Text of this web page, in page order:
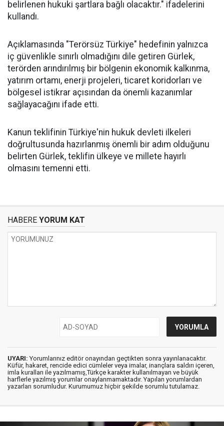
belirlenen hukuki şartlara bağlı olacaktır." ifadelerini
kullandı.
Açıklamasında "Terörsüz Türkiye" hedefinin yalnızca
iç güvenlikle sınırlı olmadığını dile getiren Gürlek,
terörden arındırılmış bir bölgenin ekonomik kalkınma,
yatırım ortamı, enerji projeleri, ticaret koridorları ve
bölgesel istikrar açısından da önemli kazanımlar
sağlayacağını ifade etti.
Kanun teklifinin Türkiye'nin hukuk devleti ilkeleri
doğrultusunda hazırlanmış önemli bir adım olduğunu
belirten Gürlek, teklifin ülkeye ve millete hayırlı
olmasını temenni etti.
HABERE YORUM KAT
UYARI: Yorumlarınız editör onayından geçtikten sonra yayınlanacaktır.
Küfür, hakaret, rencide edici cümleler veya imalar, inançlara saldırı içeren,
imla kuralları ile yazılmamış,Türkçe karakter kullanılmayan ve büyük
harflerle yazılmış yorumlar onaylanmamaktadır. Yapılan yorumlardan
yazarları sorumludur. Kurumumuz hiçbir şekilde sorumlu tutulamaz.